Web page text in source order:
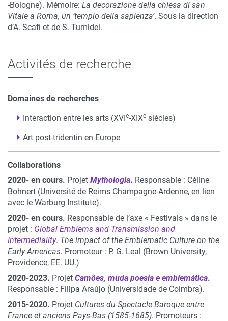
-Bologne). Mémoire: La decorazione della chiesa di san
Vitale a Roma, un ‘tempio della sapienza’. Sous la direction
d’A. Scafi et de S. Tumidei.
Activités de recherche
Domaines de recherches
Interaction entre les arts (XVIe-XIXe siècles)
Art post-tridentin en Europe
Collaborations
2020- en cours. Projet Mythologia. Responsable : Céline
Bohnert (Université de Reims Champagne-Ardenne, en lien
avec le Warburg Institute).
2020- en cours. Responsable de l’axe « Festivals » dans le
projet : Global Emblems and Transmission and
Intermediality. The impact of the Emblematic Culture on the
Early Americas. Promoteur : P. G. Leal (Brown University,
Providence, EE. UU.)
2020-2023. Projet Camões, muda poesia e emblemática.
Responsable : Filipa Araújo (Universidade de Coimbra).
2015-2020. Projet Cultures du Spectacle Baroque entre
France et anciens Pays-Bas (1585-1685). Promoteurs :